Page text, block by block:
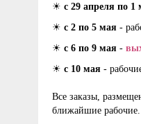
☀ с 29 апреля по 1
☀ с 2 по 5 мая -
☀ с 6 по 9 мая -
☀ с 10 мая -
Все заказы,
ближайшие рабочие.